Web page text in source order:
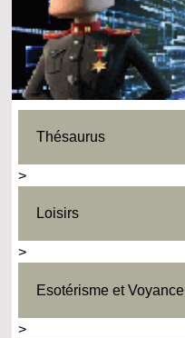
Thésaurus
>
Loisirs
>
Esotérisme et Voyance
>